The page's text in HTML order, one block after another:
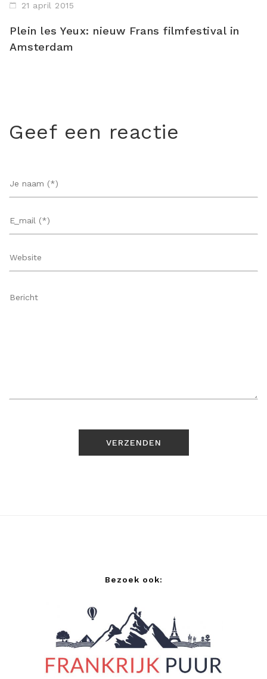
21 april 2015
Plein les Yeux: nieuw Frans filmfestival in
Amsterdam
Geef een reactie
Bezoek ook: